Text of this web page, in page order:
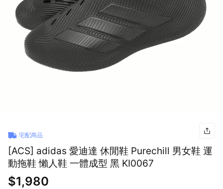
宅配商品
[ACS] adidas 愛迪達 休閒鞋 Purechill 男女鞋 運
動拖鞋 懶人鞋 一體成型 黑 KI0067
$1,980